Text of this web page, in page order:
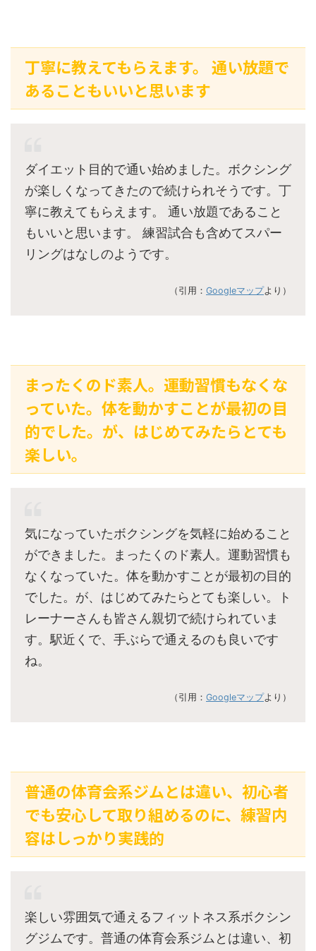
丁寧に教えてもらえます。 通い放題で
あることもいいと思います
ダイエット目的で通い始めました。ボクシング
が楽しくなってきたので続けられそうです。丁
寧に教えてもらえます。 通い放題であること
もいいと思います。 練習試合も含めてスパー
リングはなしのようです。
（引用： Googleマップより）
まったくのド素人。運動習慣もなくな
っていた。体を動かすことが最初の目
的でした。が、はじめてみたらとても
楽しい。
気になっていたボクシングを気軽に始めること
ができました。まったくのド素人。運動習慣も
なくなっていた。体を動かすことが最初の目的
でした。が、はじめてみたらとても楽しい。ト
レーナーさんも皆さん親切で続けられていま
す。駅近くで、手ぶらで通えるのも良いです
ね。
（引用： Googleマップより）
普通の体育会系ジムとは違い、初心者
でも安心して取り組めるのに、練習内
容はしっかり実践的
楽しい雰囲気で通えるフィットネス系ボクシン
グジムです。普通の体育会系ジムとは違い、初